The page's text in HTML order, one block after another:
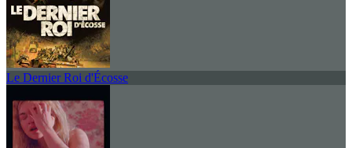
Le Dernier Roi d'Écosse